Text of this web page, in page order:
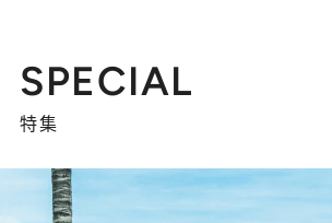
SPECIAL
特集